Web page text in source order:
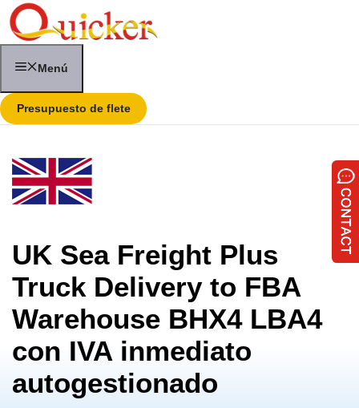
Saltar
contenido
Menú
Presupuesto de flete
UK Sea Freight Plus
Truck Delivery to FBA
Warehouse BHX4 LBA4
con IVA inmediato
autogestionado